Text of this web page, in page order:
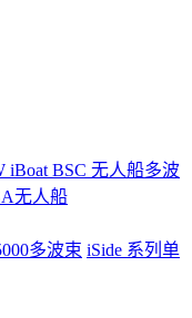
iBoat BSC 无人船多波
无人船
多波束 iSide 系列单